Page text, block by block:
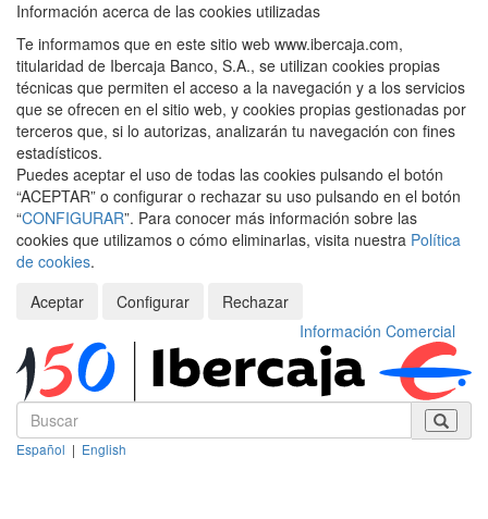
Información acerca de las cookies utilizadas
Te informamos que en este sitio web www.ibercaja.com,
titularidad de Ibercaja Banco, S.A., se utilizan cookies propias
técnicas que permiten el acceso a la navegación y a los servicios
que se ofrecen en el sitio web, y cookies propias gestionadas por
terceros que, si lo autorizas, analizarán tu navegación con fines
estadísticos.
Puedes aceptar el uso de todas las cookies pulsando el botón
“ACEPTAR” o configurar o rechazar su uso pulsando en el botón
“CONFIGURAR”. Para conocer más información sobre las
cookies que utilizamos o cómo eliminarlas, visita nuestra Política
de cookies.
Aceptar
Configurar
Rechazar
Información Comercial
Español | English